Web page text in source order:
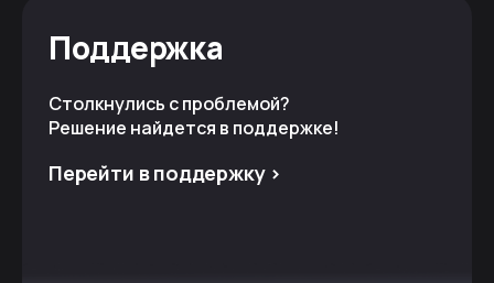
Поддержка
Столкнулись с проблемой?
Решение найдется в поддержке!
Перейти в поддержку >